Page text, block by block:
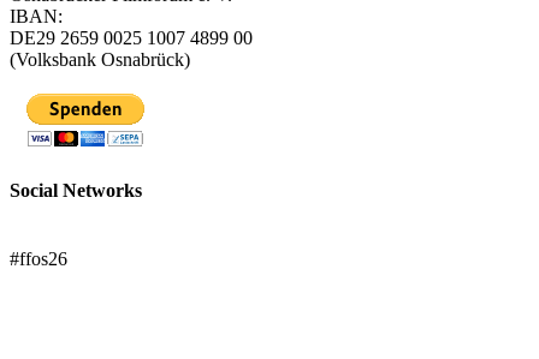
IBAN:
DE29 2659 0025 1007 4899 00
(Volksbank Osnabrück)
Social Networks
#ffos26